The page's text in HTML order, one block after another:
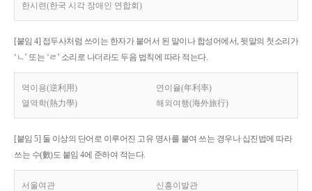
한시련(한국 시각 장애인 연합회)
[붙임 4] 접두사처럼 쓰이는 한자가 붙어서 된 말이나 합성어에서, 뒷말의 첫소리가
‘ㄴ’ 또는 ‘ㄹ’ 소리로 나더라도 두음 법칙에 따라 적는다.
역이용(逆利用)
연이율(年利率)
열역학(熱力學)
해외여행(海外旅行)
[붙임 5] 둘 이상의 단어로 이루어진 고유 명사를 붙여 쓰는 경우나 십진법에 따라
쓰는 수(數)도 붙임 4에 준하여 적는다.
서울여관 신흥이발관